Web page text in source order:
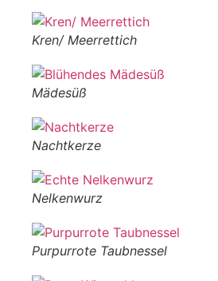
Kren/ Meerrettich
Mädesüß
Nachtkerze
Nelkenwurz
Purpurrote Taubnessel